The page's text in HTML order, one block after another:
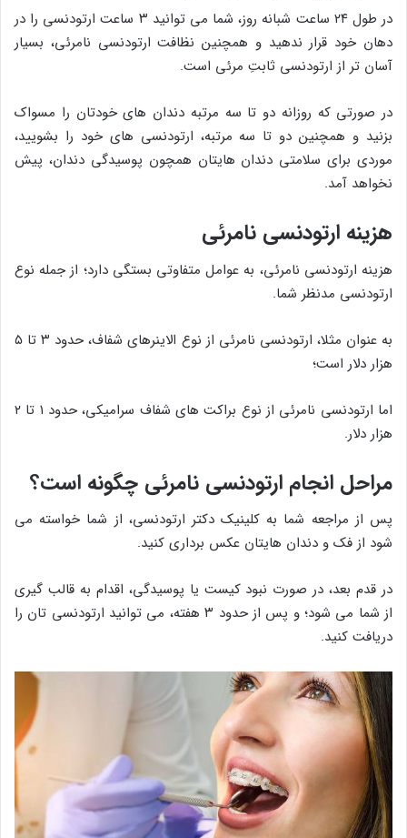
در طول ۲۴ ساعت شبانه روز، شما می توانید ۳ ساعت ارتودنسی را در
دهان خود قرار ندهید و همچنین نظافت ارتودنسی نامرئی، بسیار
آسان تر از ارتودنسی ثابتِ مرئی است.
در صورتی که روزانه دو تا سه مرتبه دندان های خودتان را مسواک
بزنید و همچنین دو تا سه مرتبه، ارتودنسی های خود را بشویید،
موردی برای سلامتی دندان هایتان همچون پوسیدگی دندان، پیش
نخواهد آمد.
هزینه ارتودنسی نامرئی
هزینه ارتودنسی نامرئی، به عوامل متفاوتی بستگی دارد؛ از جمله نوع
ارتودنسی مدنظر شما.
به عنوان مثلا، ارتودنسی نامرئی از نوع الاینرهای شفاف، حدود ۳ تا ۵
هزار دلار است؛
اما ارتودنسی نامرئی از نوع براکت های شفاف سرامیکی، حدود ۱ تا ۲
هزار دلار.
مراحل انجام ارتودنسی نامرئی چگونه است؟
پس از مراجعه شما به کلینیک دکتر ارتودنسی، از شما خواسته می
شود از فک و دندان هایتان عکس برداری کنید.
در قدم بعد، در صورت نبود کیست یا پوسیدگی، اقدام به قالب گیری
از شما می شود؛ و پس از حدود ۳ هفته، می توانید ارتودنسی تان را
دریافت کنید.